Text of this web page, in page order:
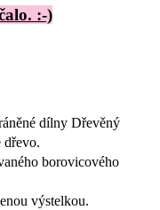
:-)
dílny Dřevěný
dřevo.
borovicového
výstelkou.